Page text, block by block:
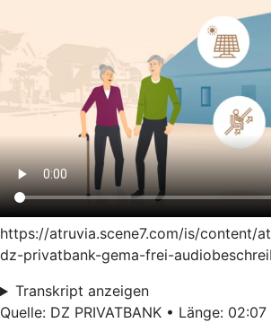
https://atruvia.scene7.com/is/content/
dz-privatbank-gema-frei-
Transkript anzeigen
Quelle: DZ PRIVATBANK • Länge: